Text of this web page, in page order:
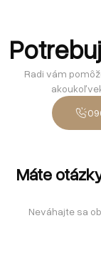
Radi vám
Máte
Neváhajte sa